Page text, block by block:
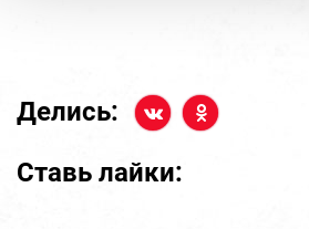
Делись:
Ставь лайки: